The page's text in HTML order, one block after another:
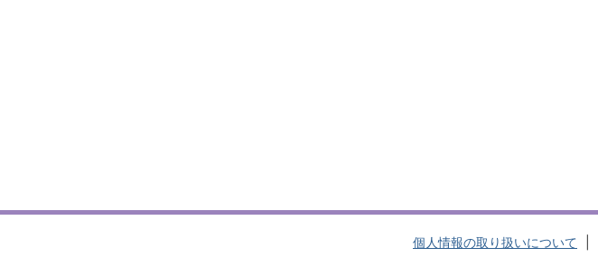
個人情報の取り扱いについて